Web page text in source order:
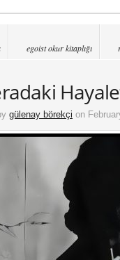
egoist okur kitaplığı
gülenay börekçi on